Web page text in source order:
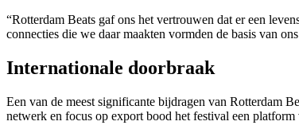
“Rotterdam Beats gaf ons het vertrouwen dat er een
connecties die we daar maakten vormden de basis van
Internationale doorbraak
Een van de meest significante bijdragen van Rotterdam
netwerk en focus op export bood het festival een